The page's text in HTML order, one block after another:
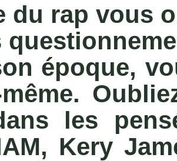
du rap vous
époque,
les
Kery